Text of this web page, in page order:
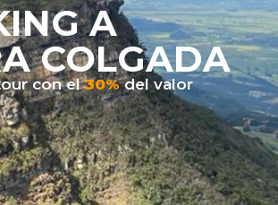
A
COLGADA
con el 30% del valor